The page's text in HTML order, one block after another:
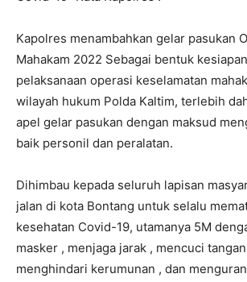
Kapolres menambahkan gelar pasukan
Mahakam 2022 Sebagai bentuk
pelaksanaan operasi keselamatan
wilayah hukum Polda Kaltim, terlebih
apel gelar pasukan dengan maksud
baik personil dan peralatan.
Dihimbau kepada seluruh lapisan
jalan di kota Bontang untuk selalu
kesehatan Covid-19, utamanya 5M
masker , menjaga jarak , mencuci
menghindari kerumunan , dan